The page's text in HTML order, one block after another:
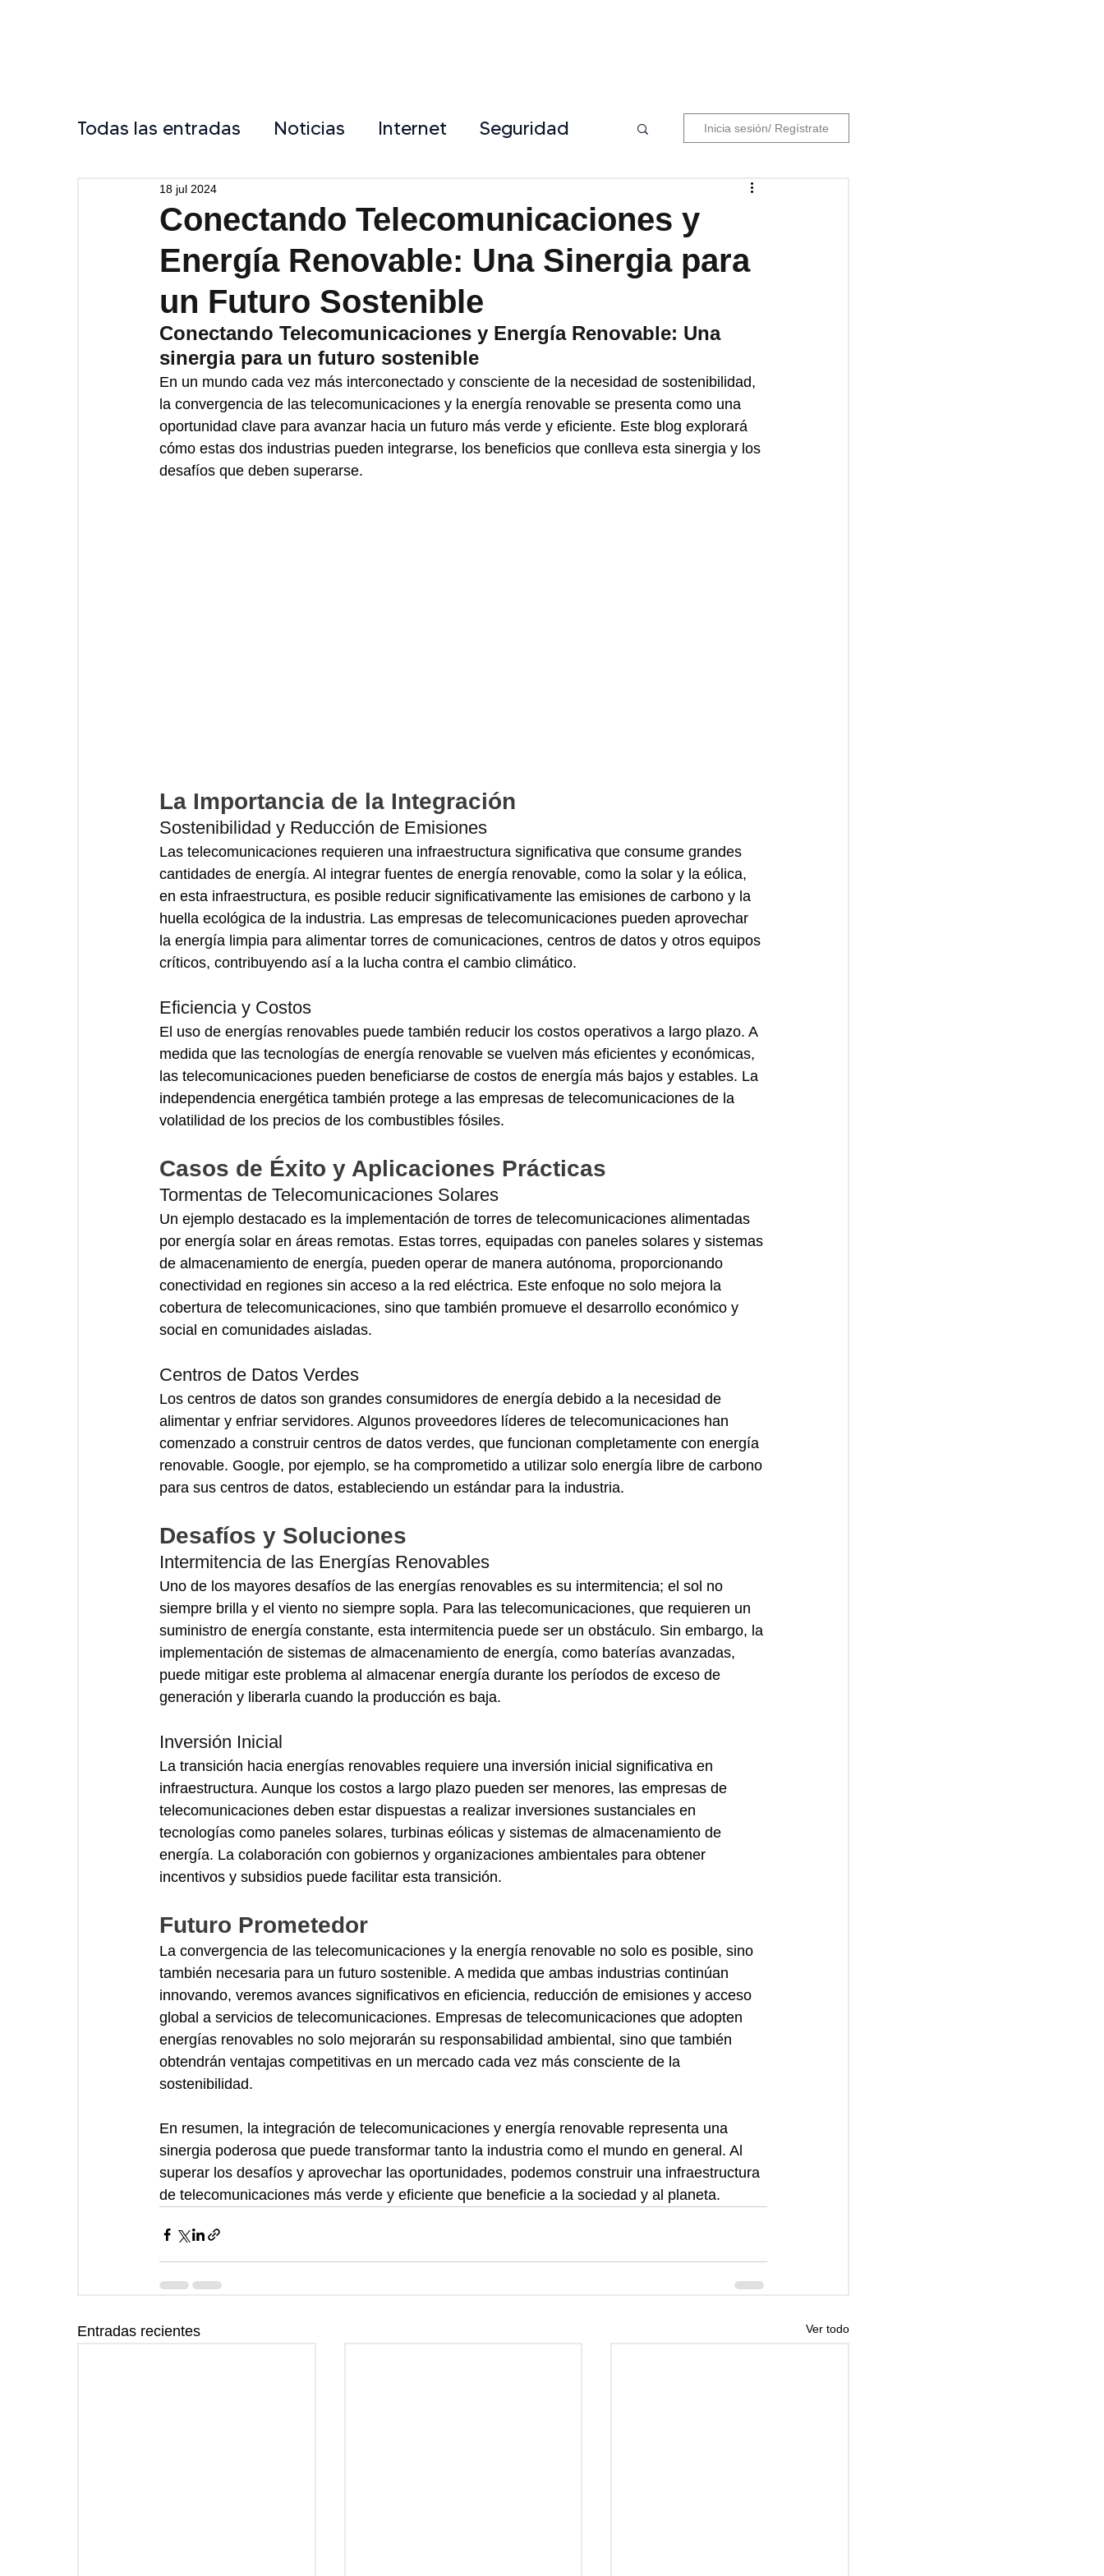
Todas las entradas Noticias Internet Seguridad Inicia sesión/ Regístrate
Conectando Telecomunicaciones y
Energía Renovable: Una Sinergia para
un Futuro Sostenible
18 jul 2024
Conectando Telecomunicaciones y Energía Renovable: Una
sinergia para un futuro sostenible
En un mundo cada vez más interconectado y consciente de la necesidad de sostenibilidad,
la convergencia de las telecomunicaciones y la energía renovable se presenta como una
oportunidad clave para avanzar hacia un futuro más verde y eficiente. Este blog explorará
cómo estas dos industrias pueden integrarse, los beneficios que conlleva esta sinergia y los
desafíos que deben superarse.
La Importancia de la Integración
Sostenibilidad y Reducción de Emisiones
Las telecomunicaciones requieren una infraestructura significativa que consume grandes
cantidades de energía. Al integrar fuentes de energía renovable, como la solar y la eólica,
en esta infraestructura, es posible reducir significativamente las emisiones de carbono y la
huella ecológica de la industria. Las empresas de telecomunicaciones pueden aprovechar
la energía limpia para alimentar torres de comunicaciones, centros de datos y otros equipos
críticos, contribuyendo así a la lucha contra el cambio climático.
Eficiencia y Costos
El uso de energías renovables puede también reducir los costos operativos a largo plazo. A
medida que las tecnologías de energía renovable se vuelven más eficientes y económicas,
las telecomunicaciones pueden beneficiarse de costos de energía más bajos y estables. La
independencia energética también protege a las empresas de telecomunicaciones de la
volatilidad de los precios de los combustibles fósiles.
Casos de Éxito y Aplicaciones Prácticas
Tormentas de Telecomunicaciones Solares
Un ejemplo destacado es la implementación de torres de telecomunicaciones alimentadas
por energía solar en áreas remotas. Estas torres, equipadas con paneles solares y sistemas
de almacenamiento de energía, pueden operar de manera autónoma, proporcionando
conectividad en regiones sin acceso a la red eléctrica. Este enfoque no solo mejora la
cobertura de telecomunicaciones, sino que también promueve el desarrollo económico y
social en comunidades aisladas.
Centros de Datos Verdes
Los centros de datos son grandes consumidores de energía debido a la necesidad de
alimentar y enfriar servidores. Algunos proveedores líderes de telecomunicaciones han
comenzado a construir centros de datos verdes, que funcionan completamente con energía
renovable. Google, por ejemplo, se ha comprometido a utilizar solo energía libre de carbono
para sus centros de datos, estableciendo un estándar para la industria.
Desafíos y Soluciones
Intermitencia de las Energías Renovables
Uno de los mayores desafíos de las energías renovables es su intermitencia; el sol no
siempre brilla y el viento no siempre sopla. Para las telecomunicaciones, que requieren un
suministro de energía constante, esta intermitencia puede ser un obstáculo. Sin embargo, la
implementación de sistemas de almacenamiento de energía, como baterías avanzadas,
puede mitigar este problema al almacenar energía durante los períodos de exceso de
generación y liberarla cuando la producción es baja.
Inversión Inicial
La transición hacia energías renovables requiere una inversión inicial significativa en
infraestructura. Aunque los costos a largo plazo pueden ser menores, las empresas de
telecomunicaciones deben estar dispuestas a realizar inversiones sustanciales en
tecnologías como paneles solares, turbinas eólicas y sistemas de almacenamiento de
energía. La colaboración con gobiernos y organizaciones ambientales para obtener
incentivos y subsidios puede facilitar esta transición.
Futuro Prometedor
La convergencia de las telecomunicaciones y la energía renovable no solo es posible, sino
también necesaria para un futuro sostenible. A medida que ambas industrias continúan
innovando, veremos avances significativos en eficiencia, reducción de emisiones y acceso
global a servicios de telecomunicaciones. Empresas de telecomunicaciones que adopten
energías renovables no solo mejorarán su responsabilidad ambiental, sino que también
obtendrán ventajas competitivas en un mercado cada vez más consciente de la
sostenibilidad.
En resumen, la integración de telecomunicaciones y energía renovable representa una
sinergia poderosa que puede transformar tanto la industria como el mundo en general. Al
superar los desafíos y aprovechar las oportunidades, podemos construir una infraestructura
de telecomunicaciones más verde y eficiente que beneficie a la sociedad y al planeta.
Entradas recientes Ver todo